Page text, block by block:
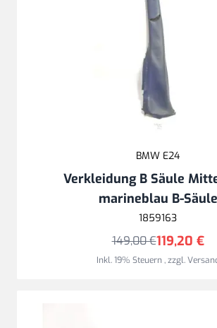
BMW E24
Verkleidung B Säule
marineblau B-Säule
1859163
119,20 €
149,00 €
Inkl. 19% Steuern,zzgl.